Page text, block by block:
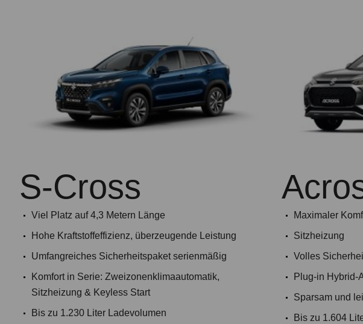
S-Cross
Viel Platz auf 4,3 Metern Länge
Hohe Kraftstoffeffizienz, überzeugende Leistung
Umfangreiches Sicherheitspaket serienmäßig
Komfort in Serie: Zweizonenklimaautomatik,
Sitzheizung & Keyless Start
Bis zu 1.230 Liter Ladevolumen
Maximaler
Sitzheizung
Volles
Plug-in Hybrid-
Sparsam und
Bis zu 1.604